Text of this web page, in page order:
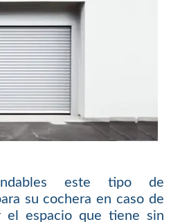
este tipo de
su cochera en caso de
el espacio que tiene sin